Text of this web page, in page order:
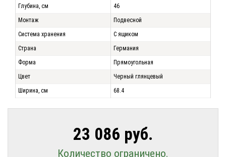
Глубина, см
46
Монтаж
Подвесной
Система хранения
С ящиком
Страна
Германия
Форма
Прямоугольная
Цвет
Черный глянцевый
Ширина, см
68.4
23 086 руб.
Количество ограничено.